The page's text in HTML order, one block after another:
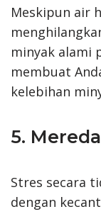
Meskipun air
minyak alami
membuat
kelebihan
5.
Stres secara
dengan